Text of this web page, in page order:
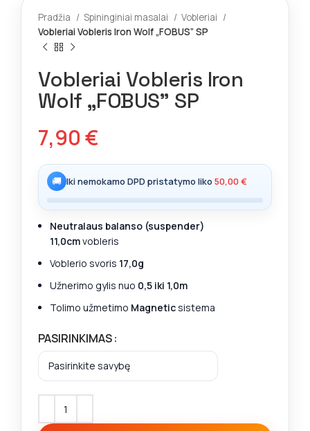
Pradžia Spininginiai masalai
Vobleriai
Vobleriai Vobleris Iron Wolf „FOBUS” SP
Vobleriai Vobleris Iron
Wolf „FOBUS” SP
7,90€
🚚 Iki nemokamo DPD pristatymo liko 50,00€
Neutralaus balanso (suspender)
11,0cmvobleris
Voblerio svoris 17,0g
Užnerimo gylis nuo 0,5 iki 1,0m
Tolimo užmetimo Magneticsistema
PASIRINKIMAS